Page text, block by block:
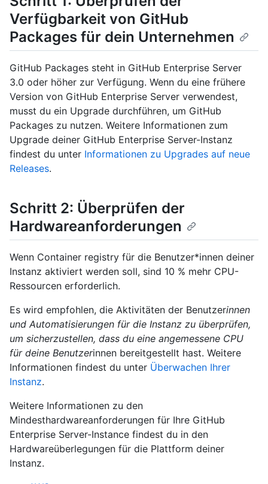
Verfügbarkeit von GitHub
Packages für dein Unternehmen
GitHub Packages steht in GitHub Enterprise Server
3.0 oder höher zur Verfügung. Wenn du eine frühere
Version von GitHub Enterprise Server verwendest,
musst du ein Upgrade durchführen, um GitHub
Packages zu nutzen. Weitere Informationen zum
Upgrade deiner GitHub Enterprise Server-Instanz
findest du unter Informationen zu Upgrades auf neue
Releases.
Schritt 2: Überprüfen der
Hardwareanforderungen
Wenn Container registry für die Benutzer*innen deiner
Instanz aktiviert werden soll, sind 10 % mehr CPU-
Ressourcen erforderlich.
Es wird empfohlen, die Aktivitäten der Benutzerinnen
und Automatisierungen für die Instanz zu überprüfen,
um sicherzustellen, dass du eine angemessene CPU
für deine Benutzerinnen bereitgestellt hast. Weitere
Informationen findest du unter Überwachen Ihrer
Instanz.
Weitere Informationen zu den
Mindesthardwareanforderungen für Ihre GitHub
Enterprise Server-Instance findest du in den
Hardwareüberlegungen für die Plattform deiner
Instanz.